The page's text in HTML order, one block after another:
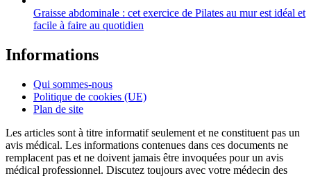
Graisse abdominale : cet exercice de Pilates au mur est idéal et
facile à faire au quotidien
Informations
Qui sommes-nous
Politique de cookies (UE)
Plan de site
Les articles sont à titre informatif seulement et ne constituent pas un
avis médical. Les informations contenues dans ces documents ne
remplacent pas et ne doivent jamais être invoquées pour un avis
médical professionnel. Discutez toujours avec votre médecin des